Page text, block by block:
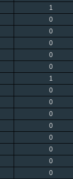
1
0
0
0
0
0
1
0
0
0
0
0
0
0
0